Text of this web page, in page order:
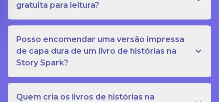
gratuita para leitura?
Posso encomendar uma versão impressa
de capa dura de um livro de histórias na
Story Spark?
Quem cria os livros de histórias na